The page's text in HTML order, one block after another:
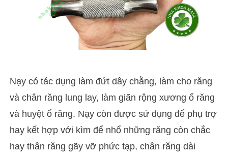
Nạy có tác dụng làm đứt dây chằng, làm cho răng
và chân răng lung lay, làm giãn rộng xương ổ răng
và huyệt ổ răng. Nạy còn được sử dụng để phụ trợ
hay kết hợp với kìm để nhổ những răng còn chắc
hay thân răng gãy vỡ phức tạp, chân răng dài